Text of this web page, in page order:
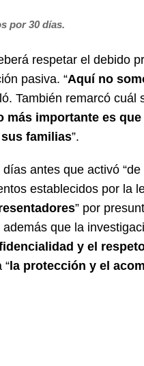
por 30 días.
respetar el debido
pasiva. “Aquí no
También remarcó cuál
más importante es
familias”.
antes que activó
establecidos por la
” por
que la
y el
“ la protección y el